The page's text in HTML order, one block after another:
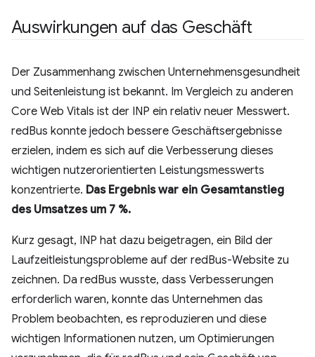
Auswirkungen auf das Geschäft
Der Zusammenhang zwischen Unternehmensgesundheit
und Seitenleistung ist bekannt. Im Vergleich zu anderen
Core Web Vitals ist der INP ein relativ neuer Messwert.
redBus konnte jedoch bessere Geschäftsergebnisse
erzielen, indem es sich auf die Verbesserung dieses
wichtigen nutzerorientierten Leistungsmesswerts
konzentrierte. Das Ergebnis war ein Gesamtanstieg
des Umsatzes um 7 %.
Kurz gesagt, INP hat dazu beigetragen, ein Bild der
Laufzeitleistungsprobleme auf der redBus-Website zu
zeichnen. Da redBus wusste, dass Verbesserungen
erforderlich waren, konnte das Unternehmen das
Problem beobachten, es reproduzieren und diese
wichtigen Informationen nutzen, um Optimierungen